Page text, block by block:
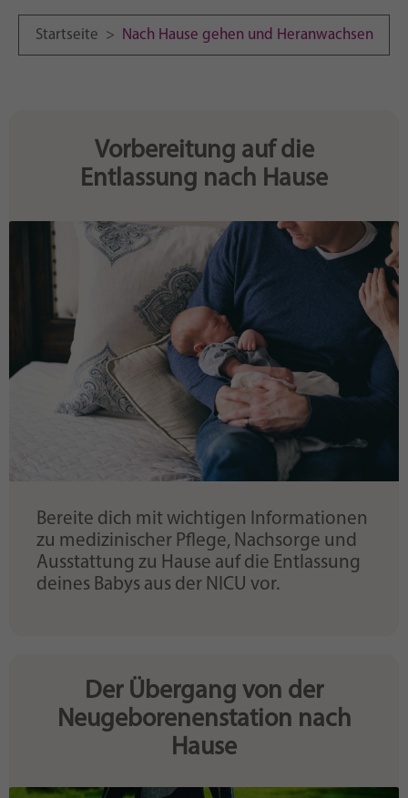
Startseite > Nach Hause gehen und Heranwachsen
Vorbereitung auf die
Entlassung nach Hause
Bereite dich mit wichtigen Informationen
zu medizinischer Pflege, Nachsorge und
Ausstattung zu Hause auf die Entlassung
deines Babys aus der NICU vor.
Der Übergang von der
Neugeborenenstation nach
Hause
Ihrer vorgenommen Einstellungen, falls der
Webseiten-Betreiber dies eingestellt hat.